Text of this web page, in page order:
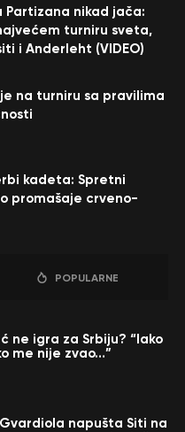
Partizana nikad jača:
turniru sveta,
i Anderleht (VIDEO)
na turniru sa pravilima
kadeta: Spretni
promašaje crveno-
POPULARNE
ne igra za Srbiju? “Iako
me nije zvao…”
napušta Siti na